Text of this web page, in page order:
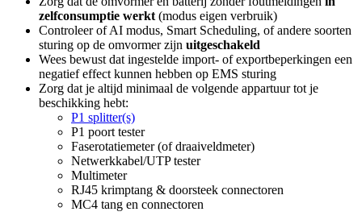
zelfconsumptie werkt (modus eigen verbruik)
Controleer of AI modus, Smart Scheduling, of andere soorten
sturing op de omvormer zijn uitgeschakeld
Wees bewust dat ingestelde import- of exportbeperkingen een
negatief effect kunnen hebben op EMS sturing
Zorg dat je altijd minimaal de volgende appartuur tot je
beschikking hebt:
P1 splitter(s)
P1 poort tester
Faserotatiemeter (of draaiveldmeter)
Netwerkkabel/UTP tester
Multimeter
RJ45 krimptang & doorsteek connectoren
MC4 tang en connectoren